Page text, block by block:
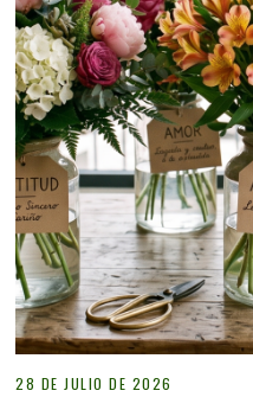
28 DE JULIO DE 2026